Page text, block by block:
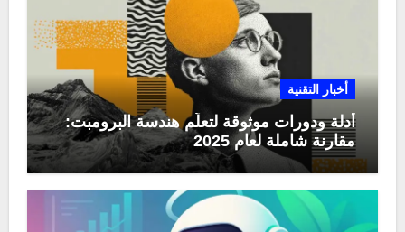
أخبار التقنية
أدلة ودورات موثوقة لتعلّم هندسة البرومبت:
مقارنة شاملة لعام 2025